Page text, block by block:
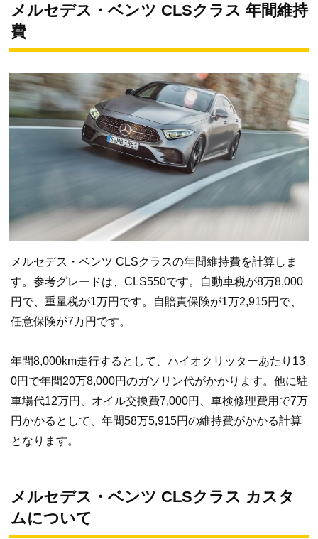
メルセデス・ベンツ CLSクラス 年間維持
費
メルセデス・ベンツ CLSクラスの年間維持費を計算しま
す。参考グレードは、CLS550です。自動車税が8万8,000
円で、重量税が1万円です。自賠責保険が1万2,915円で、
任意保険が7万円です。
年間8,000km走行するとして、ハイオクリッターあたり13
0円で年間20万8,000円のガソリン代がかかります。他に駐
車場代12万円、オイル交換費7,000円、車検修理費用で7万
円かかるとして、年間58万5,915円の維持費がかかる計算
となります。
メルセデス・ベンツ CLSクラス カスタ
ムについて